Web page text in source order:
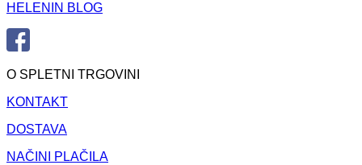
HELENIN BLOG
O SPLETNI TRGOVINI
KONTAKT
DOSTAVA
NAČINI PLAČILA